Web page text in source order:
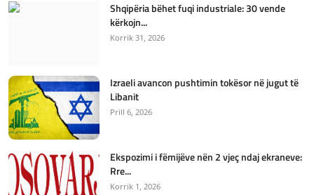
Shqipëria bëhet fuqi industriale: 30 vende
kërkojn...
Korrik 31, 2026
Izraeli avancon pushtimin tokësor në jugut të
Libanit
Prill 6, 2026
Ekspozimi i fëmijëve nën 2 vjeç ndaj ekraneve:
Rre...
Korrik 1, 2026